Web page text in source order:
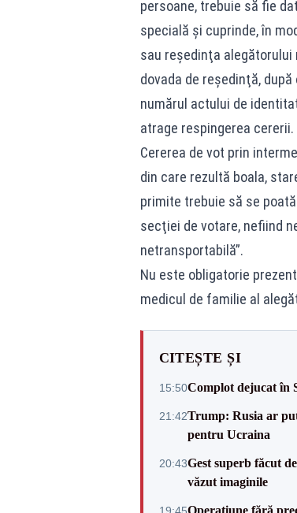
persoane, trebuie să fie
specială şi cuprinde, în
sau reşedinţa
dovada de reşedinţă,
numărul actului de
atrage respingerea cererii.
Cererea de vot prin
din care rezultă boala,
primite trebuie să se
secţiei de votare, nefiind
netransportabilă”.
Nu este obligatorie
medicul de familie al
CITEȘTE ȘI
15:50Complot dejucat în
21:42Trump: Rusia ar
pentru Ucraina
20:43Gest superb făcut
văzut imaginile
Operațiune fără